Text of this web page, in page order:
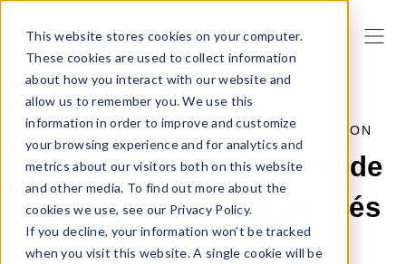
This website stores cookies on your computer.
These cookies are used to collect information
about how you interact with our website and
allow us to remember you. We use this
information in order to improve and customize
your browsing experience and for analytics and
metrics about our visitors both on this website
and other media. To find out more about the
cookies we use, see our Privacy Policy.
If you decline, your information won’t be tracked
when you visit this website. A single cookie will be
28 MAI 2026 09:00:00 | PAIEMENT & LIVRAISON
Quels sont les moyens de
paiement les plus utilisés
en Afrique pour les